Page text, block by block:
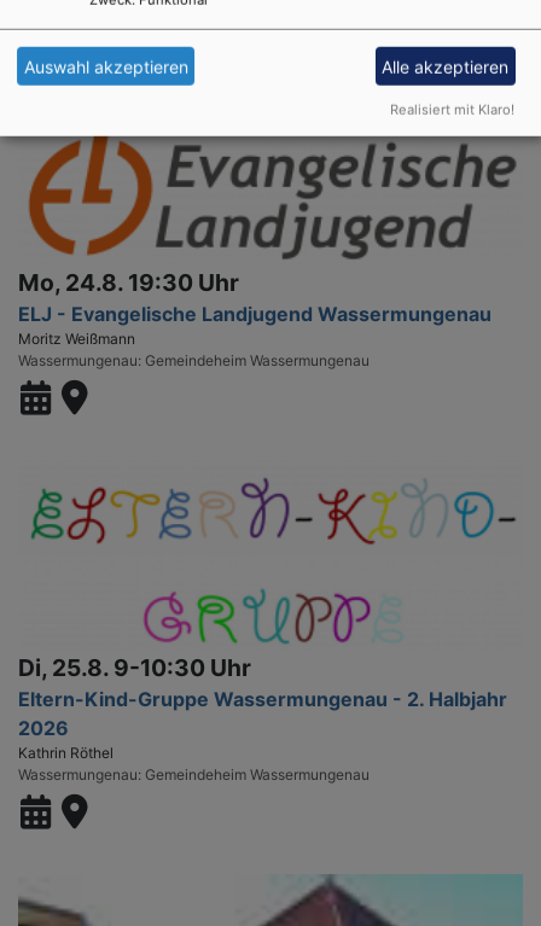
Mo, 24.8. 19:30 Uhr
ELJ - Evangelische Landjugend Wassermungenau
Moritz Weißmann
Wassermungenau Gemeindeheim Wassermungenau
Di, 25.8. 9-10:30 Uhr
Eltern-Kind-Gruppe Wassermungenau - 2. Halbjahr
2026
Kathrin Röthel
Wassermungenau Gemeindeheim Wassermungenau
Auswahl akzeptieren Alle akzeptieren
Realisiert mit Klaro!